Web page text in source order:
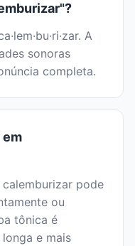
A
sonoras
completa.
em
pode
ou
tônica é
e mais